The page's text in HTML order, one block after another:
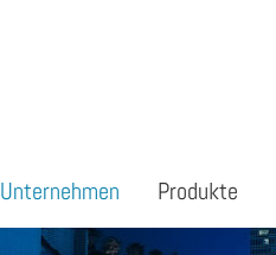
Unternehmen Produkte